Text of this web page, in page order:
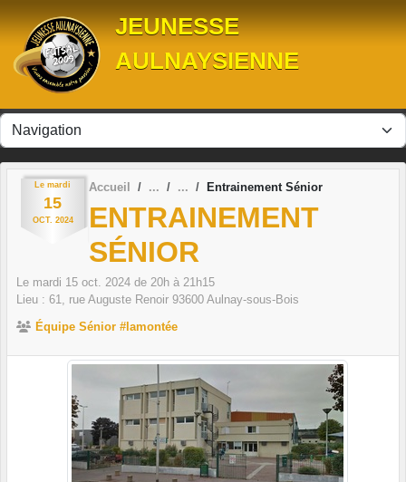
JEUNESSE
AULNAYSIENNE
Le mardi
15
OCT. 2024
Accueil Entrainement Sénior
ENTRAINEMENT
SÉNIOR
Le mardi 15 oct. 2024 de 20h à 21h15
Lieu : 61, rue Auguste Renoir 93600 Aulnay-sous-Bois
Équipe Sénior #lamontée